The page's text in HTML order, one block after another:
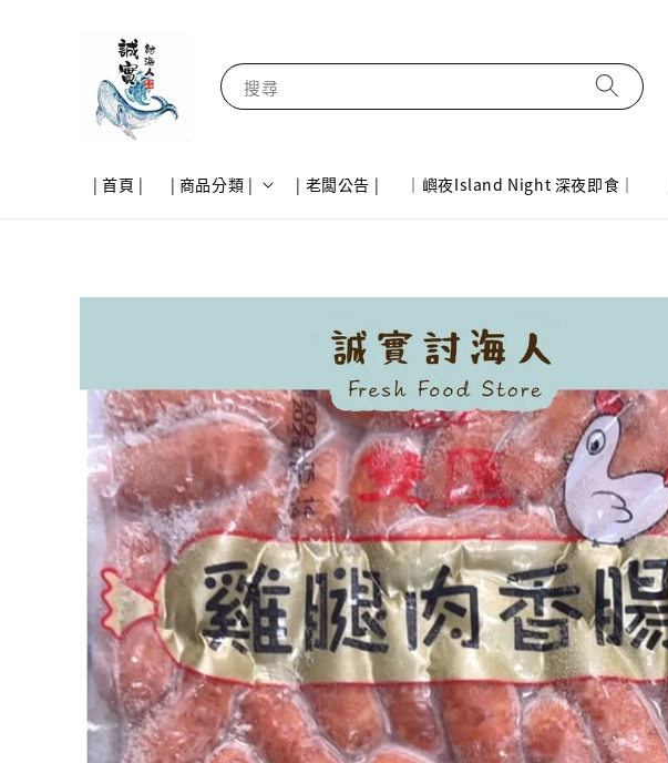
搜尋
| 首頁 | | 商品分類 | | 老闆公告 | ｜嶼夜Island Night 深夜即食｜